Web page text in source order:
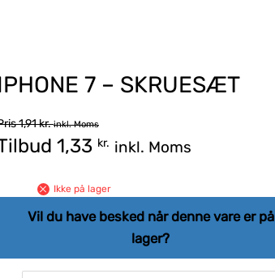
7 – SKRUESÆT
1,91kr. inkl. Moms
1,33 kr. inkl. Moms
Ikke på lager
Vil du have besked når denne vare er på
lager?